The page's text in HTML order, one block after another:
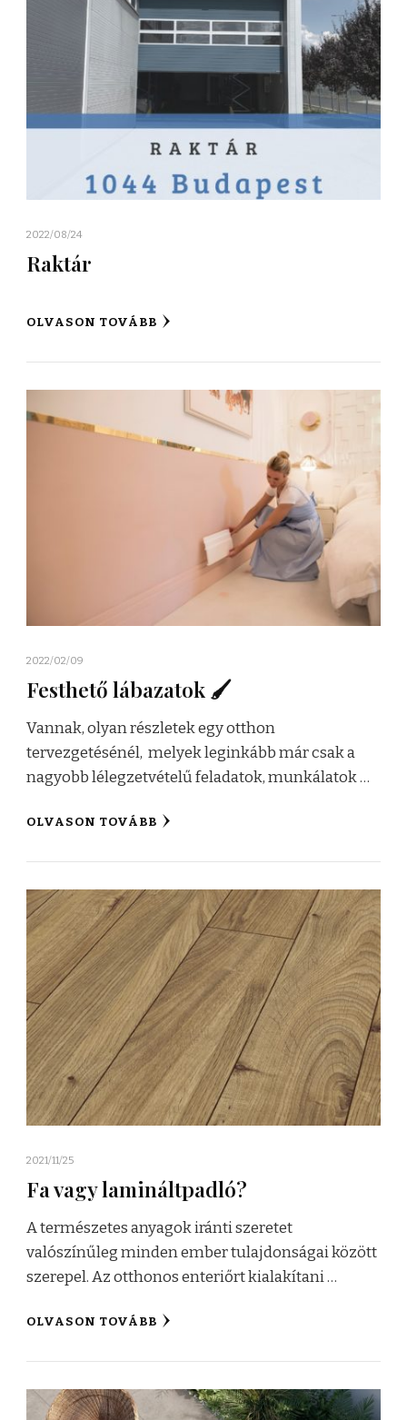
2022/08/24
Raktár
OLVASON TOVÁBB
2022/02/09
Festhető lábazatok 🖌
Vannak, olyan részletek egy otthon
tervezgetésénél, melyek leginkább már csak a
nagyobb lélegzetvételű feladatok, munkálatok …
OLVASON TOVÁBB
2021/11/25
Fa vagy lamináltpadló?
A természetes anyagok iránti szeretet
valószínűleg minden ember tulajdonságai között
szerepel. Az otthonos enteriőrt kialakítani …
OLVASON TOVÁBB